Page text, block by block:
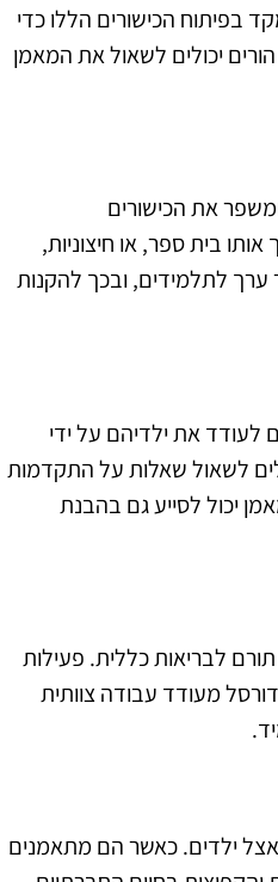
בפיתוח הכישורים הללו כדי
יכולים לשאול את המאמן
את הכישורים
אותו בית ספר, או חיצוניות,
ערך לתלמידים, ובכך להקנות
לעודד את ילדיהם על ידי
לשאול שאלות על התקדמות
יכול לסייע גם בהבנת
לבריאות כללית. פעילות
מעודד עבודה צוותית
אצל ילדים. כאשר הם מתאמנים